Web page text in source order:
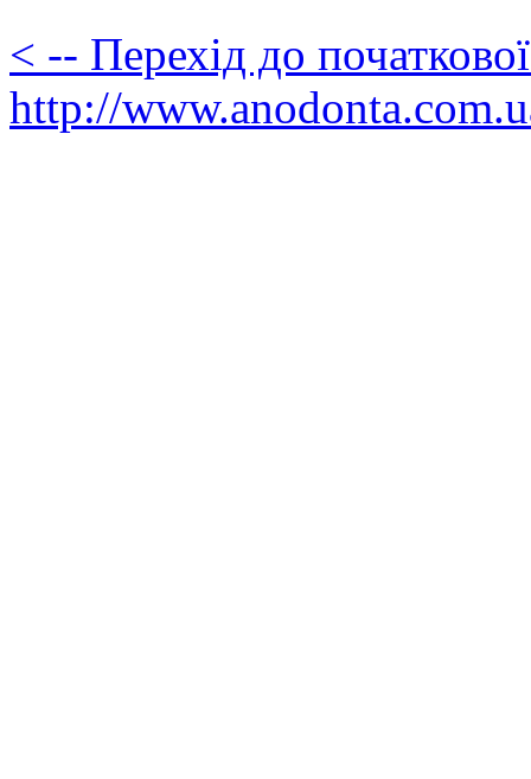
< -- Перехід до
http://